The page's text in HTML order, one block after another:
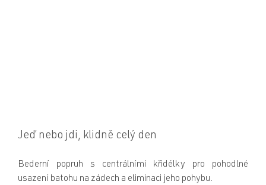
Jeď nebo jdi, klidně celý den
Bederní popruh s centrálními křidélky pro pohodlné
usazení batohu na zádech a eliminaci jeho pohybu.